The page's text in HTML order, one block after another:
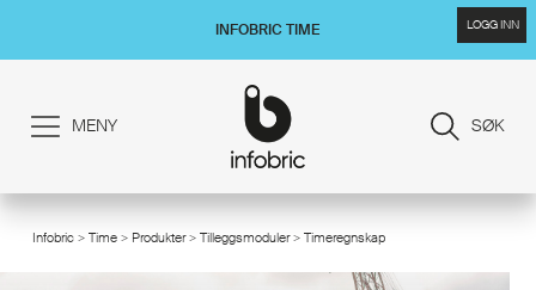
INFOBRIC TIME LOGG INN
MENY SØK
Infobric> Time> Produkter> Tilleggsmoduler> Timeregnskap/